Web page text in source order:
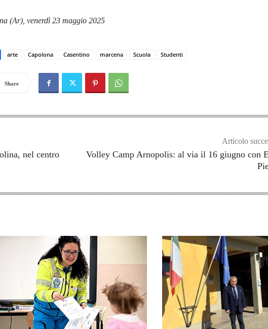
(Ar), venerdì 23 maggio 2025
arte Capolona Casentino marcena Scuola Studenti
Share
nel centro
Articolo
Volley Camp Arnopolis: al via il 16 giugno con